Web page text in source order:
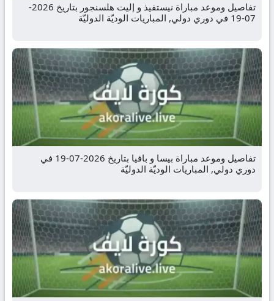
تفاصيل وموعد مباراة نيستفيذ و إليت هلسنجور بتاريخ 2026-
07-19 في دوري دولي, المباريات الوديّة الدوليّة
تفاصيل وموعد مباراة بيسا و بافيا بتاريخ 2026-07-19 في
دوري دولي, المباريات الوديّة الدوليّة